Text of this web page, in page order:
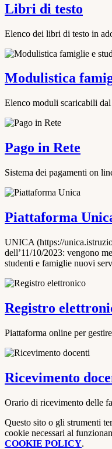
Libri di testo
Elenco dei libri di testo in
Modulistica
Elenco moduli scaricabili
Pago in Rete
Sistema dei pagamenti on
Piattaforma
UNICA (https://
dell’11/10/2023: vengono
studenti e famiglie nuovi
Registro
Piattaforma online per
Ricevimento
Orario di ricevimento delle
Questo sito o gli strumenti
cookie necessari al
COOKIE POLICY.